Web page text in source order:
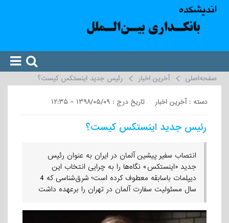
صفحه‌اصلی آخرین اخبار رئیس جدید اینستکس کیست؟
دسته : آخرین اخبار تاریخ درج : ۱۳۹۸/۰۵/۰۹ - ۱۲:۳۵
رئیس جدید اینستکس کیست؟
انتصاب سفیر پیشین آلمان در ایران به عنوان رئیس
جدید «اینستکس» نگاه‌ها را به چرایی انتخاب این
دیپلمات باسابقه معطوف کرده است؛ شرق‌شناسی که 4
سال مسئولیت سفارت آلمان در تهران را برعهده داشت